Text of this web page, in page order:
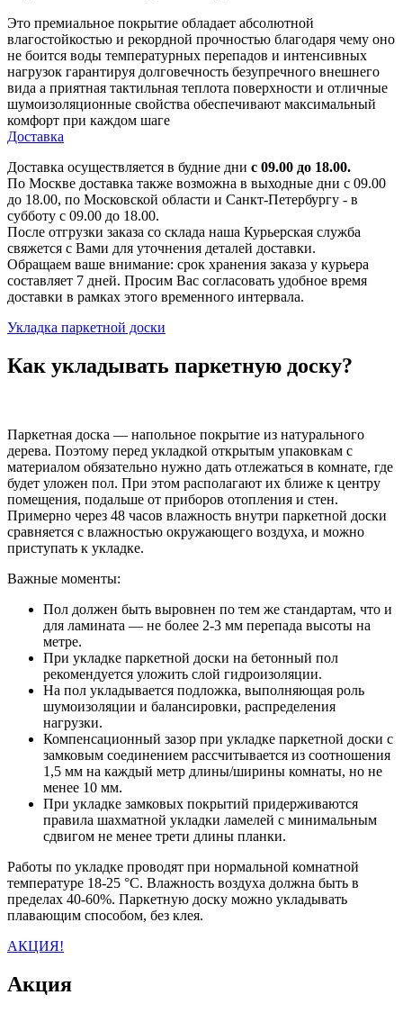
Это премиальное покрытие обладает абсолютной
влагостойкостью и рекордной прочностью благодаря чему оно
не боится воды температурных перепадов и интенсивных
нагрузок гарантируя долговечность безупречного внешнего
вида а приятная тактильная теплота поверхности и отличные
шумоизоляционные свойства обеспечивают максимальный
комфорт при каждом шаге
Доставка
Доставка осуществляется в будние дни с 09.00 до 18.00.
По Москве доставка также возможна в выходные дни с 09.00
до 18.00, по Московской области и Санкт-Петербургу - в
субботу с 09.00 до 18.00.
После отгрузки заказа со склада наша Курьерская служба
свяжется с Вами для уточнения деталей доставки.
Обращаем ваше внимание: срок хранения заказа у курьера
составляет 7 дней. Просим Вас согласовать удобное время
доставки в рамках этого временного интервала.
Укладка паркетной доски
Как укладывать паркетную доску?
Паркетная доска — напольное покрытие из натурального
дерева. Поэтому перед укладкой открытым упаковкам с
материалом обязательно нужно дать отлежаться в комнате, где
будет уложен пол. При этом располагают их ближе к центру
помещения, подальше от приборов отопления и стен.
Примерно через 48 часов влажность внутри паркетной доски
сравняется с влажностью окружающего воздуха, и можно
приступать к укладке.
Важные моменты:
Пол должен быть выровнен по тем же стандартам, что и
для ламината — не более 2-3 мм перепада высоты на
метре.
При укладке паркетной доски на бетонный пол
рекомендуется уложить слой гидроизоляции.
На пол укладывается подложка, выполняющая роль
шумоизоляции и балансировки, распределения
нагрузки.
Компенсационный зазор при укладке паркетной доски с
замковым соединением рассчитывается из соотношения
1,5 мм на каждый метр длины/ширины комнаты, но не
менее 10 мм.
При укладке замковых покрытий придерживаются
правила шахматной укладки ламелей с минимальным
сдвигом не менее трети длины планки.
Работы по укладке проводят при нормальной комнатной
температуре 18-25 °C. Влажность воздуха должна быть в
пределах 40-60%. Паркетную доску можно укладывать
плавающим способом, без клея.
АКЦИЯ!
Акция